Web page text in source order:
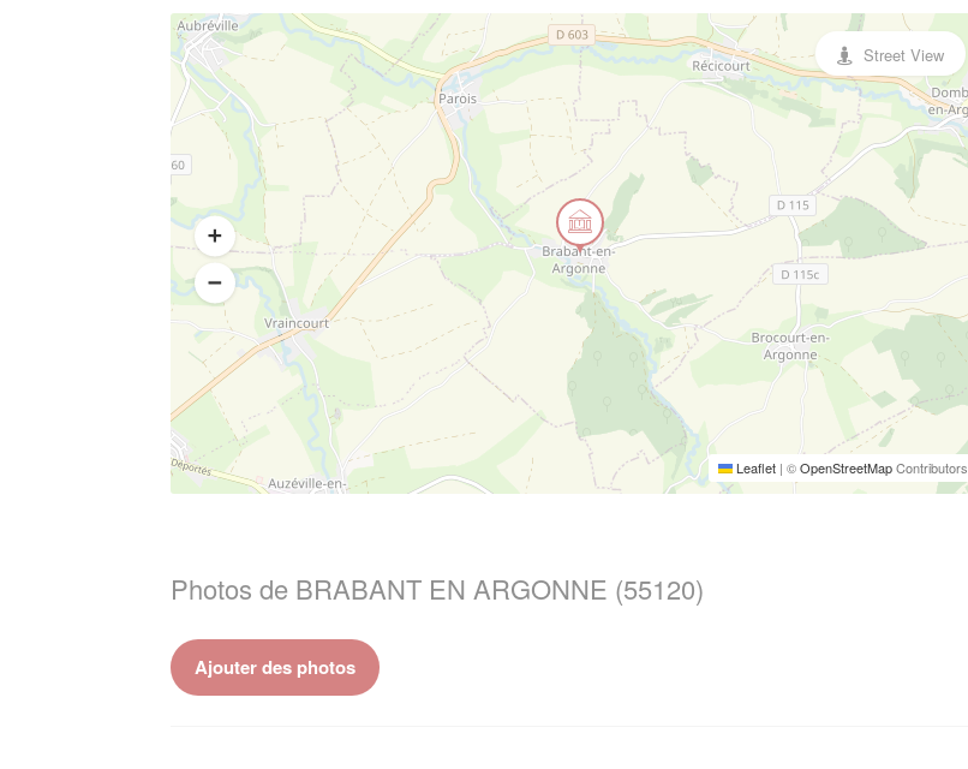
Leaflet | ©OpenStreetMapContributors
Street View
Photos de BRABANT EN ARGONNE (55120)
Ajouter des photos